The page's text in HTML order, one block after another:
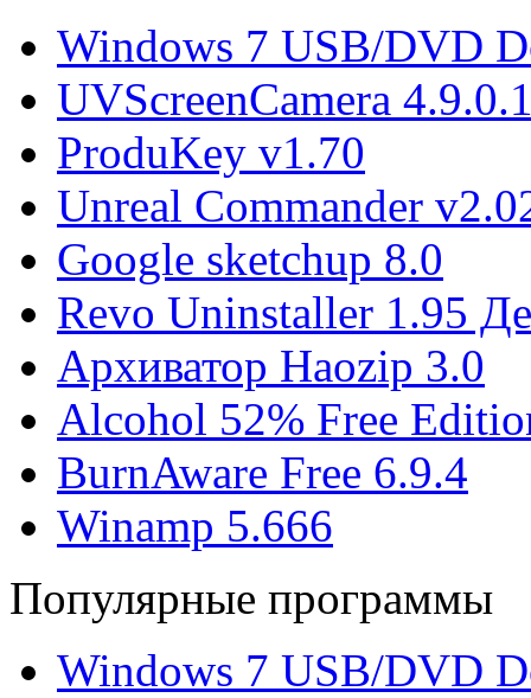
Windows 7 USB/DVD
UVScreenCamera
ProduKey v1.70
Unreal Commander
Google sketchup 8.0
Revo Uninstaller 1.95
Архиватор Haozip 3.0
Alcohol 52% Free
BurnAware Free 6.9.4
Winamp 5.666
Популярные программы
Windows 7 USB/DVD